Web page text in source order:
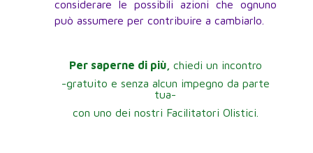
considerare le possibili azioni che ognuno
può assumere per contribuire a cambiarlo.
Per saperne di più, chiedi un incontro
-gratuito e senza alcun impegno da parte
tua-
con uno dei nostri Facilitatori Olistici.